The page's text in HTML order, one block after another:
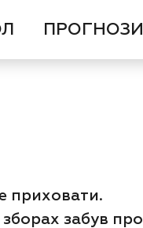
ПРОГНОЗИ
приховати.
забув про